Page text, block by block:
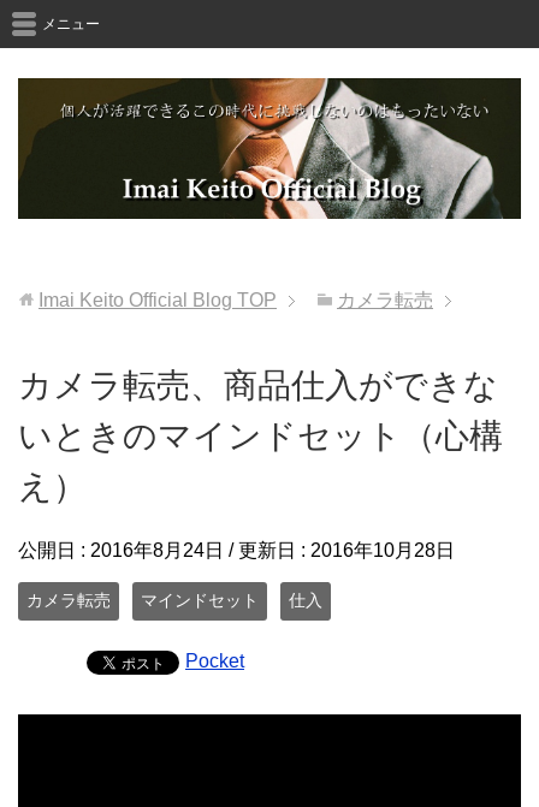
メニュー
Imai Keito Official Blog TOP カメラ転売
カメラ転売、商品仕入ができな
いときのマインドセット（心構
え）
公開日 : 2016年8月24日 / 更新日 : 2016年10月28日
カメラ転売 マインドセット 仕入
Pocket